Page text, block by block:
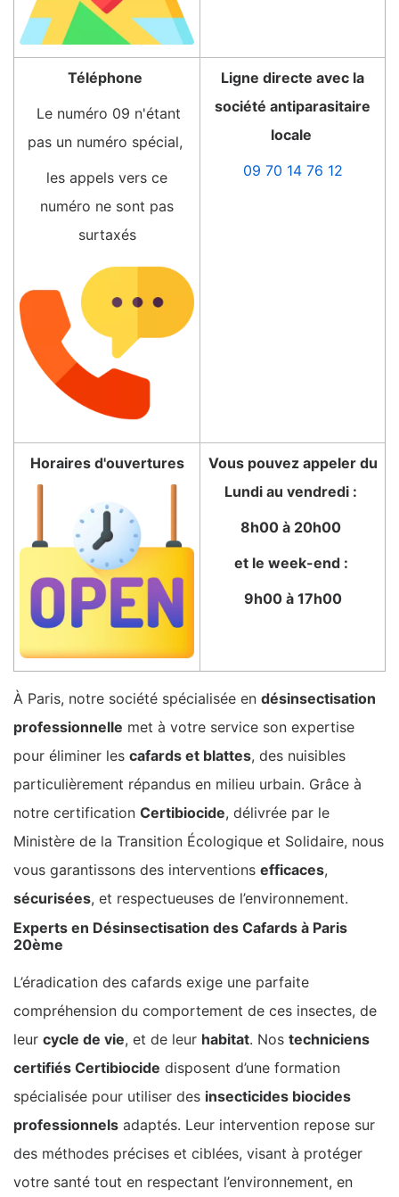
Téléphone
Le numéro 09 n'étant
pas un numéro spécial,
les appels vers ce
numéro ne sont pas
surtaxés
Ligne directe avec la
société antiparasitaire
locale
09 70 14 76 12
Horaires d'ouvertures
Vous pouvez appeler du
Lundi au vendredi :
8h00 à 20h00
et le week-end :
9h00 à 17h00
À Paris, notre société spécialisée en désinsectisation
professionnelle met à votre service son expertise
pour éliminer les cafards et blattes, des nuisibles
particulièrement répandus en milieu urbain. Grâce à
notre certification Certibiocide, délivrée par le
Ministère de la Transition Écologique et Solidaire, nous
vous garantissons des interventions efficaces,
sécurisées, et respectueuses de l’environnement.
Experts en Désinsectisation des Cafards à Paris
20ème
L’éradication des cafards exige une parfaite
compréhension du comportement de ces insectes, de
leur cycle de vie, et de leur habitat. Nos techniciens
certifiés Certibiocide disposent d’une formation
spécialisée pour utiliser des insecticides biocides
professionnels adaptés. Leur intervention repose sur
des méthodes précises et ciblées, visant à protéger
votre santé tout en respectant l’environnement, en